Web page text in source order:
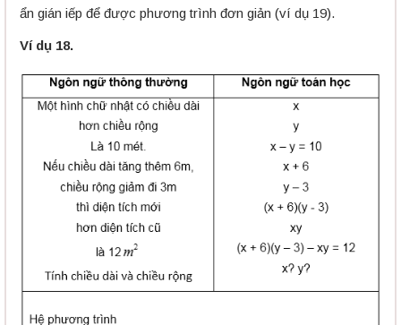
ẩn gián iếp để được phương trình đơn giản (ví dụ 19).
Ví dụ 18.